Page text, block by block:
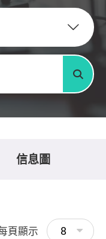
搜尋
信息圖
頁顯示 8